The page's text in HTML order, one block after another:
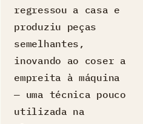
regressou a casa e
produziu peças
semelhantes,
inovando ao coser a
empreita à máquina
— uma técnica pouco
utilizada na